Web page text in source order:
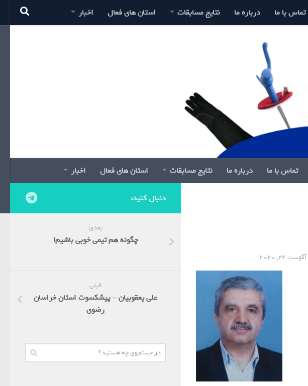
تماس با ما درباره ما نتایج مسابقات استان های فعال اخبار
تماس با ما درباره ما نتایج مسابقات استان های فعال اخبار
آگوست 24, 2020
دنبال کنید:
بعدی
چگونه هم تیمی خوبی باشیم!
قبلی
علی یعقوبیان – پیشکسوت استان خراسان
رضوی